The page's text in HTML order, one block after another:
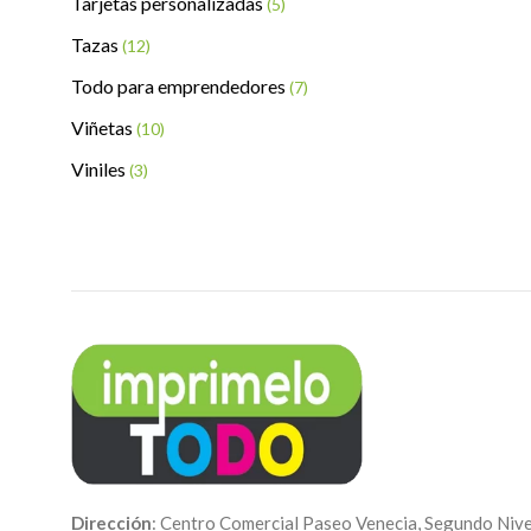
(5)
Tazas (12)
Todo para emprendedores (7)
Viñetas (10)
Viniles (3)
Dirección: Centro Comercial Paseo Venecia, Segundo